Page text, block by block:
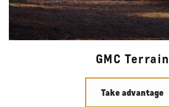
GMC Terrain
Take advantage